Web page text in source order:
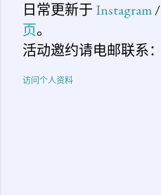
日常更新于 Instagram/
页。
活动邀约请电邮联系：
访问个人资料